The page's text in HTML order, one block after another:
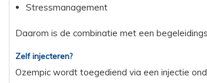
Stressmanagement
Daarom is de combinatie met een
Zelf injecteren?
Ozempic wordt toegediend via een injectie